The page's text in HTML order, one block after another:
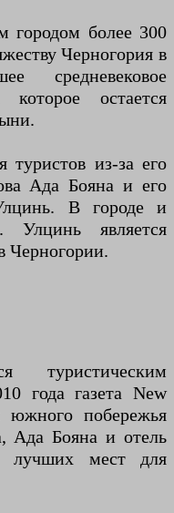
городом более 300
Черногория в
средневековое
которое остается
туристов из-за его
Ада Бояна и его
В городе и
Улцинь является
Черногории.
туристическим
года газета New
южного побережья
Ада Бояна и отель
лучших мест для